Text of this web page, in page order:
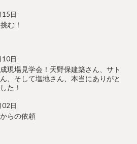
さ
ん、
日
む！
日
現場見学会！天野保建築さん、サト
、そして塩地さん、本当にありがと
た！
日
らの依頼